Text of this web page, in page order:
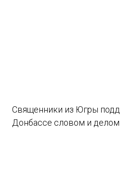
Священники из Югры
Донбассе словом и делом